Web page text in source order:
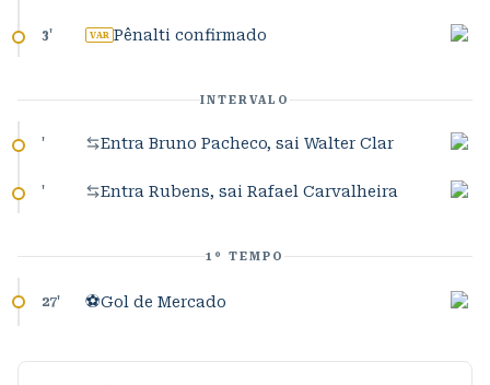
3' VAR Pênalti confirmado
INTERVALO
' Entra Bruno Pacheco, sai Walter Clar
' Entra Rubens, sai Rafael Carvalheira
1º TEMPO
27' ⚽Gol de Mercado